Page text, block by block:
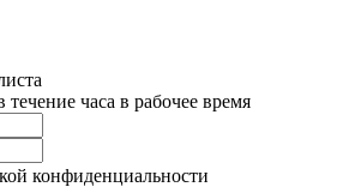
часа в рабочее время
конфиденциальности